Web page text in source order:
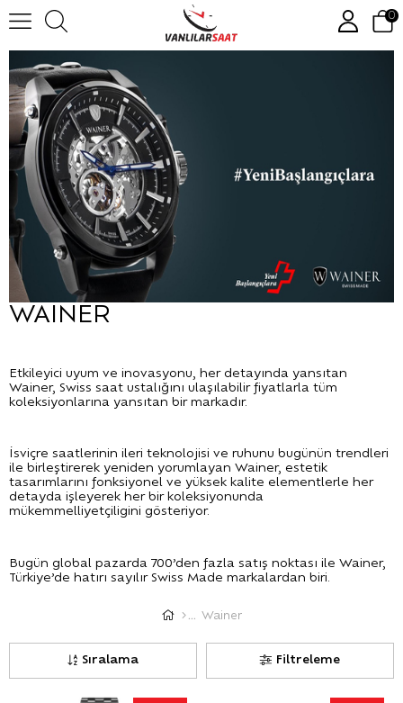
0
WAINER
Etkileyici uyum ve inovasyonu, her detayında yansıtan
Wainer, Swiss saat ustalığını ulaşılabilir fiyatlarla tüm
koleksiyonlarına yansıtan bir markadır.
İsviçre saatlerinin ileri teknolojisi ve ruhunu bugünün trendleri
ile birleştirerek yeniden yorumlayan Wainer, estetik
tasarımlarını fonksiyonel ve yüksek kalite elementlerle her
detayda işleyerek her bir koleksiyonunda
mükemmelliyetçiligini gösteriyor.
Bugün global pazarda 700’den fazla satış noktası ile Wainer,
Türkiye’de hatırı sayılır Swiss Made markalardan biri.
Wainer
Filtreleme
Sıralama